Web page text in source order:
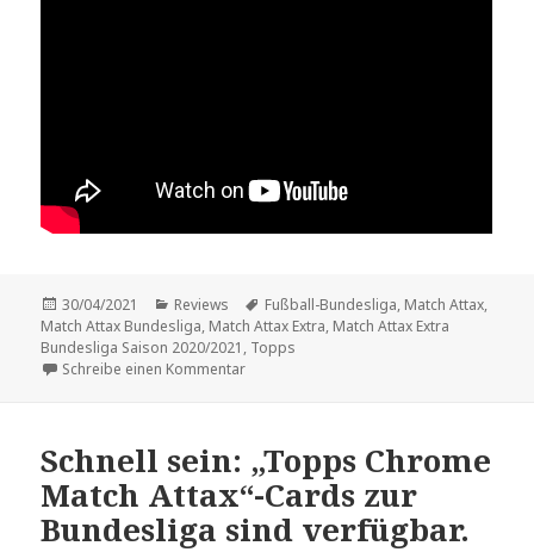
Veröffentlicht
am
30/04/2021 Kategorien
Reviews Schlagwörter
Fußball-Bundesliga, Match Attax,
Match Attax Bundesliga, Match Attax Extra, Match Attax Extra
Bundesliga Saison 2020/2021 , Topps
Schreibe einen Kommentarzu Review: „Match Attax Extra Bundesliga
Schnell sein: „Topps Chrome
Match Attax“-Cards zur
Bundesliga sind verfügbar.